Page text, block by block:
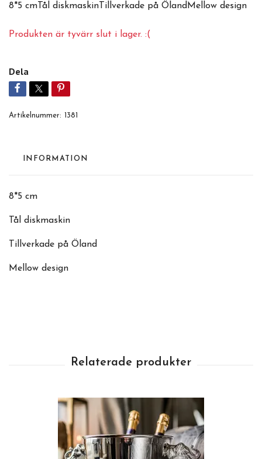
8*5 cmTål diskmaskinTillverkade på ÖlandMellow design
Produkten är tyvärr slut i lager. :(
Dela
Artikelnummer: 1381
INFORMATION
8*5 cm
Tål diskmaskin
Tillverkade på Öland
Mellow design